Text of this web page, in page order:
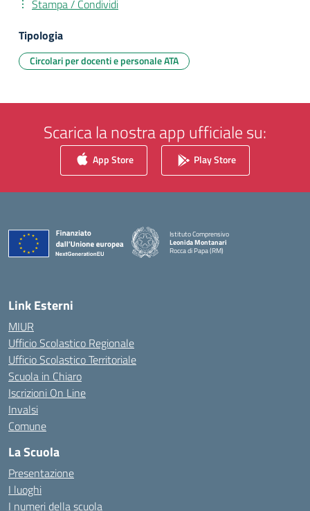
Stampa / Condividi
Tipologia
Circolari per docenti e personale ATA
Scarica la nostra app ufficiale su:
App Store Play Store
Istituto Comprensivo
Leonida Montanari
Rocca di Papa (RM)
— Visita la pagina iniziale della scuola
Link Esterni
MIUR
Ufficio Scolastico Regionale
Ufficio Scolastico Territoriale
Scuola in Chiaro
Iscrizioni On Line
Invalsi
Comune
La Scuola
Presentazione
I luoghi
I numeri della scuola